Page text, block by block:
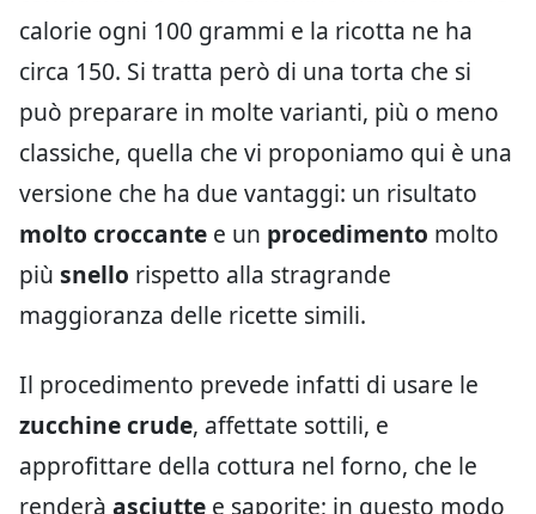
calorie ogni 100 grammi e la ricotta ne ha
circa 150. Si tratta però di una torta che si
può preparare in molte varianti, più o meno
classiche, quella che vi proponiamo qui è una
versione che ha due vantaggi: un risultato
molto croccante e un procedimento molto
più snello rispetto alla stragrande
maggioranza delle ricette simili.
Il procedimento prevede infatti di usare le
zucchine crude, affettate sottili, e
approfittare della cottura nel forno, che le
renderà asciutte e saporite; in questo modo